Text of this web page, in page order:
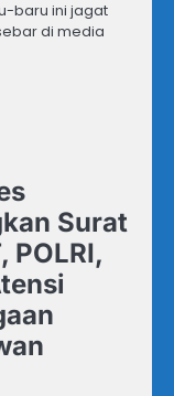
baru ini jagat
di media
Surat
POLRI,